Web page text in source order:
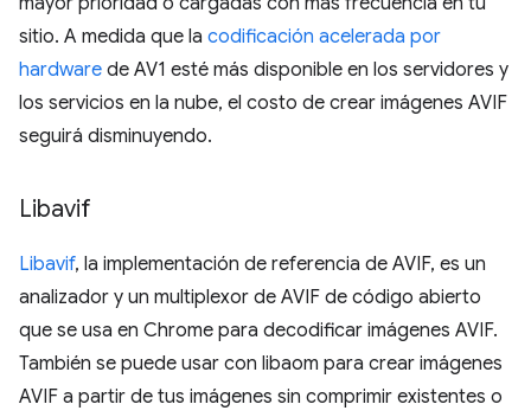
sitio. A medida que la codificación acelerada por
hardware de AV1 esté más disponible en los servidores y
los servicios en la nube, el costo de crear imágenes AVIF
seguirá disminuyendo.
Libavif
Libavif, la implementación de referencia de AVIF, es un
analizador y un multiplexor de AVIF de código abierto
que se usa en Chrome para decodificar imágenes AVIF.
También se puede usar con libaom para crear imágenes
AVIF a partir de tus imágenes sin comprimir existentes o